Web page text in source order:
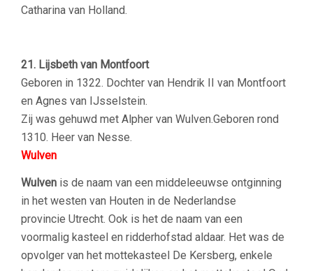
Catharina van Holland.
21. Lijsbeth van Montfoort
Geboren in 1322. Dochter van Hendrik II van Montfoort
en Agnes van IJsselstein.
Zij was gehuwd met Alpher van Wulven.Geboren rond
1310. Heer van Nesse.
Wulven
Wulven is de naam van een middeleeuwse ontginning
in het westen van Houten in de Nederlandse
provincie Utrecht. Ook is het de naam van een
voormalig kasteel en ridderhofstad aldaar. Het was de
opvolger van het mottekasteel De Kersberg, enkele